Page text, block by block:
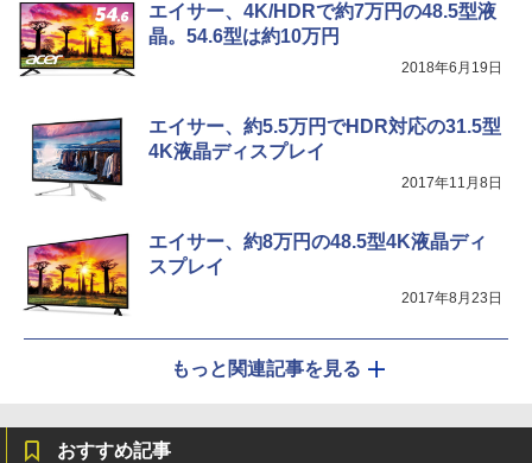
エイサー、4K/HDRで約7万円の48.5型液
晶。54.6型は約10万円
2018年6月19日
エイサー、約5.5万円でHDR対応の31.5型
4K液晶ディスプレイ
2017年11月8日
エイサー、約8万円の48.5型4K液晶ディ
スプレイ
2017年8月23日
もっと関連記事を見る
おすすめ記事